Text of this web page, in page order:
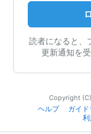
読者になると、
更新通知を
Copyright
ヘルプ
ガイド